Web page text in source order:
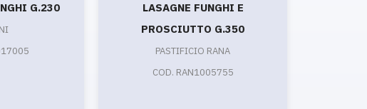
G.230
LASAGNE FUNGHI E
PROSCIUTTO G.350
PASTIFICIO RANA
COD. RAN1005755